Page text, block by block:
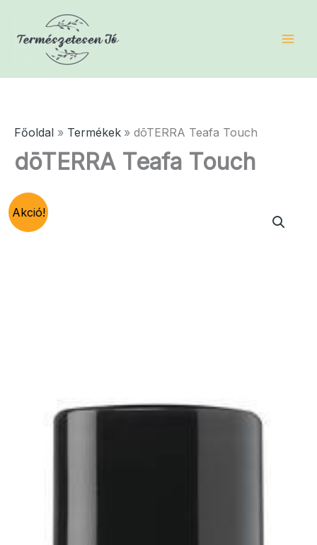
content
Főoldal Termékek dōTERRA Teafa Touch
dōTERRA Teafa Touch
Akció!